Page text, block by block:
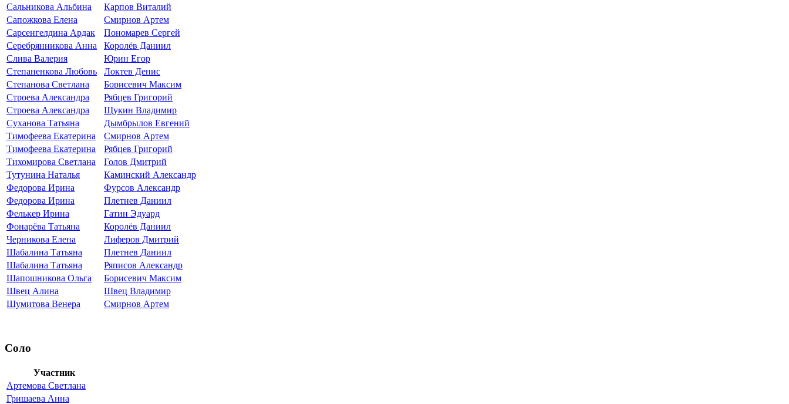
Сальникова Альбина
Карпов Виталий
Сапожкова Елена
Смирнов Артем
Сарсенгелдина Ардак
Пономарев Сергей
Серебрянникова Анна
Королёв Даниил
Слива Валерия
Юрин Егор
Степаненкова Любовь
Локтев Денис
Степанова Светлана
Борисевич Максим
Строева Александра
Рябцев Григорий
Строева Александра
Щукин Владимир
Суханова Татьяна
Дымбрылов Евгений
Тимофеева Екатерина
Смирнов Артем
Тимофеева Екатерина
Рябцев Григорий
Тихомирова Светлана
Голов Дмитрий
Тутунина Наталья
Каминский Александр
Федорова Ирина
Фурсов Александр
Федорова Ирина
Плетнев Даниил
Фелькер Ирина
Гатин Эдуард
Фонарёва Татьяна
Королёв Даниил
Черникова Елена
Лиферов Дмитрий
Шабалина Татьяна
Плетнев Даниил
Шабалина Татьяна
Ряписов Александр
Шапошникова Ольга
Борисевич Максим
Швец Алина
Швец Владимир
Шумитова Венера
Смирнов Артем
Соло
Участник
Артемова Светлана
Гришаева Анна